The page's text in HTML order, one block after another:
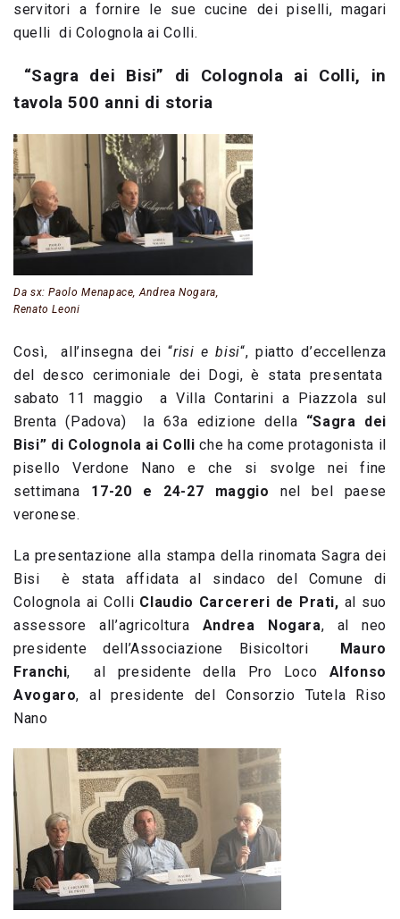
servitori a fornire le sue cucine dei piselli, magari
quelli di Colognola ai Colli.
“Sagra dei Bisi” di Colognola ai Colli, in
tavola 500 anni di storia
Da sx: Paolo Menapace, Andrea Nogara,
Renato Leoni
Così, all’insegna dei “risi e bisi“, piatto d’eccellenza
del desco cerimoniale dei Dogi, è stata presentata
sabato 11 maggio a Villa Contarini a Piazzola sul
Brenta (Padova) la 63a edizione della “Sagra dei
Bisi” di Colognola ai Colli che ha come protagonista il
pisello Verdone Nano e che si svolge nei fine
settimana 17-20 e 24-27 maggio nel bel paese
veronese.
La presentazione alla stampa della rinomata Sagra dei
Bisi è stata affidata al sindaco del Comune di
Colognola ai Colli Claudio Carcereri de Prati, al suo
assessore all’agricoltura Andrea Nogara, al neo
presidente dell’Associazione Bisicoltori
Mauro
Franchi, al presidente della Pro Loco Alfonso
Avogaro, al presidente del Consorzio Tutela Riso
Nano